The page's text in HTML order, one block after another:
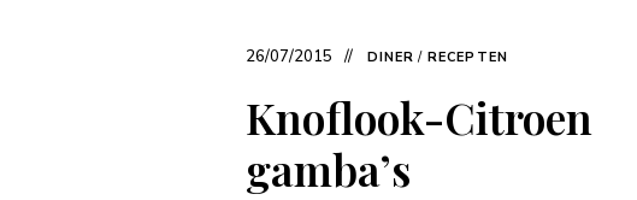
26/07/2015 DINER / RECEPTEN
Knoflook-Citroen
gamba’s